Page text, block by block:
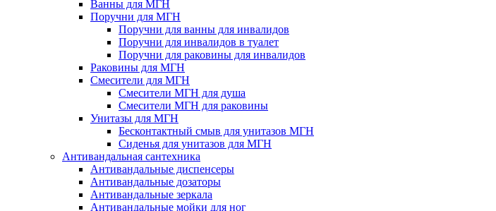
Ванны для МГН
Поручни для МГН
Поручни для ванны для инвалидов
Поручни для инвалидов в туалет
Поручни для раковины для инвалидов
Раковины для МГН
Смесители для МГН
Смесители МГН для душа
Смесители МГН для раковины
Унитазы для МГН
Бесконтактный смыв для унитазов МГН
Сиденья для унитазов для МГН
Антивандальная сантехника
Антивандальные диспенсеры
Антивандальные дозаторы
Антивандальные зеркала
Антивандальные мойки для ног